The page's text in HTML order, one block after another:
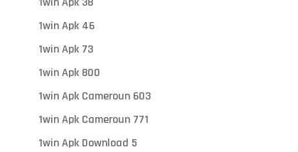
1win Apk 46
1win Apk 73
1win Apk 800
1win Apk Cameroun 603
1win Apk Cameroun 771
1win Apk Download 5